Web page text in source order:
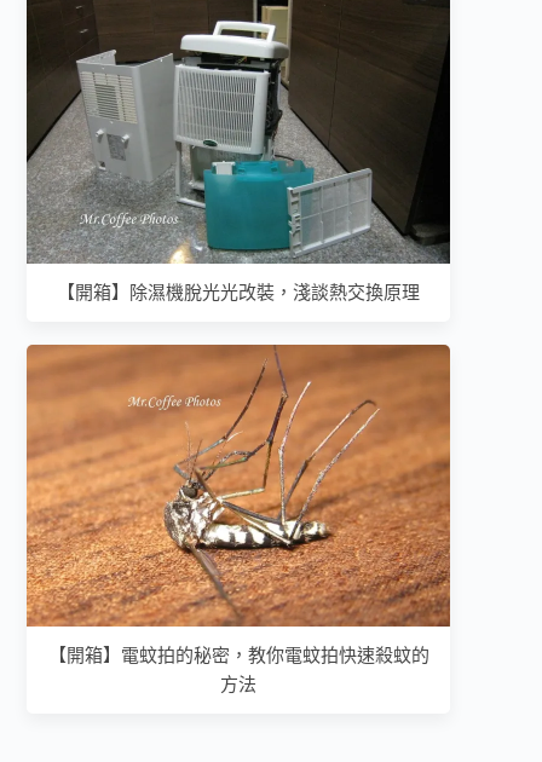
【開箱】除濕機脫光光改裝，淺談熱交換原理
【開箱】電蚊拍的秘密，教你電蚊拍快速殺蚊的
方法